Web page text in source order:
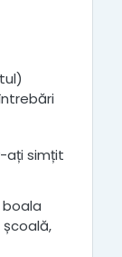
ați simțit